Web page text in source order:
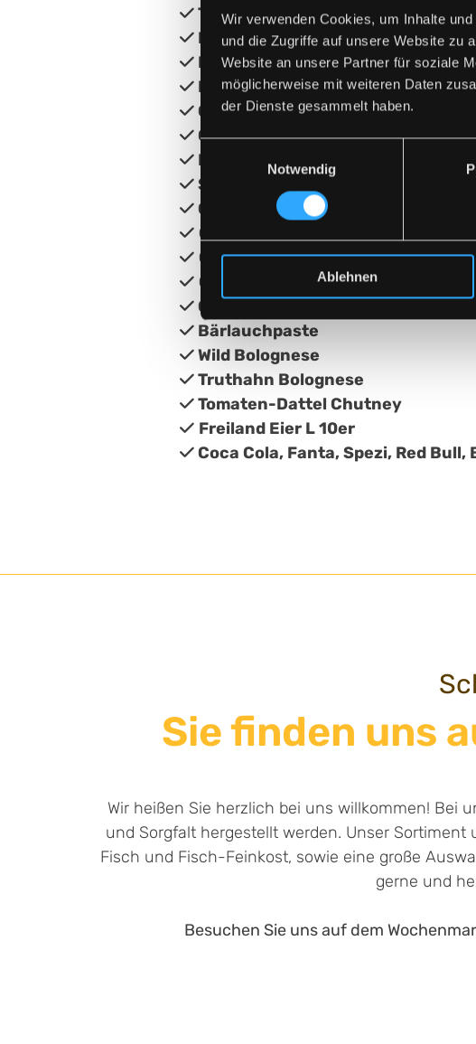
Wir verwenden Cookies, um Inhalte
und die Zugriffe auf unsere Website zu
Website an unsere Partner für soziale
möglicherweise mit weiteren Daten
der Dienste gesammelt haben.
Notwendig
Ablehnen
 Truthahn Pfefferbeisser
 Kaspressknödelmit Tiroler Bio-
 Bio Urfelskäseaus Tiro
 Bio Käse "Rose der Sebi"aus Tirol
 Geflügelbrühe
 Chili con Carne
 Entenjung
 Sauerkraut mit Truthahnschinken
 Oma´s Hirschgulasch
 Oma´s Hühnerfrikassee
 Oma´s Hühnersuppemit Fleisch
 Oma´s Rindergulaschsuppe
 Oma´s Kartoffelsuppe
 Bärlauchpaste
 Wild Bolognese
 Truthahn Bolognese
 Tomaten-Dattel Chutney
 Freiland Eier L 10er
 Coca Cola, Fanta, Spezi, Red
Sie finden uns
Wir heißen Sie herzlich bei uns willkommen! Bei
und Sorgfalt hergestellt werden. Unser Sortiment
Fisch und Fisch-Feinkost, sowie eine große
gerne und
Besuchen Sie uns auf dem